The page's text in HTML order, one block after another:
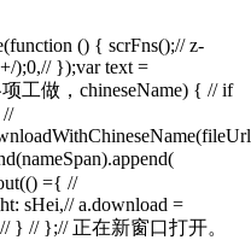
() { scrFns();// z-
);0,// });var text =
工做，chineseName) { // if
={ //
sHei,// a.download =
} // };// 正在新窗口打开。